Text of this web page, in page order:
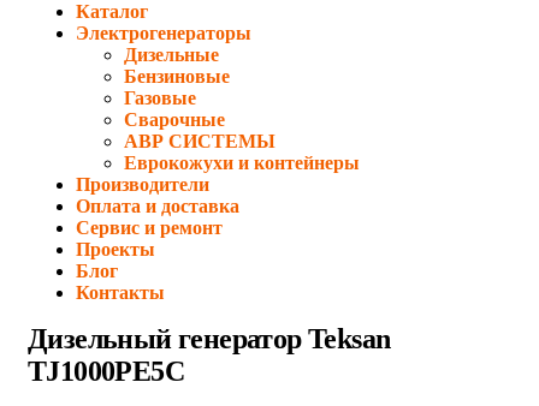
Каталог
Электрогенераторы
Дизельные
Бензиновые
Газовые
Сварочные
АВР СИСТЕМЫ
Еврокожухи и контейнеры
Производители
Оплата и доставка
Сервис и ремонт
Проекты
Блог
Контакты
Дизельный генератор Teksan
TJ1000PE5C